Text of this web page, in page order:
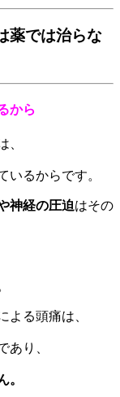
薬では治らな
から
、
いるからです。
神経の圧迫はその
よる頭痛は、
あり、
。